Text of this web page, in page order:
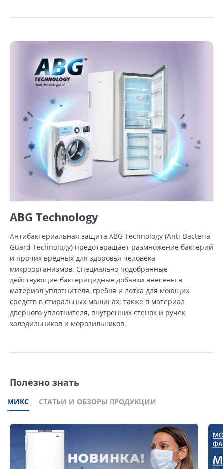
ABG Technology
Антибактериальная защита ABG Technology (Anti-Bacteria
Guard Technology) предотвращает размножение бактерий
и прочих вредных для здоровья человека
микроорганизмов. Специально подобранные
действующие бактерицидные добавки внесены в
материал уплотнителя, гребня и лотка для моющих
средств в стиральных машинах; также в материал
дверного уплотнителя, внутренних стенок и ручек
холодильников и морозильников.
Полезно знать
МИКС СТАТЬИ И ОБЗОРЫ ПРОДУКЦИИ